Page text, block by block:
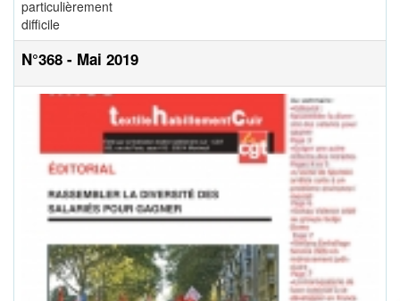
particulièrement
difficile
N°368 - Mai 2019